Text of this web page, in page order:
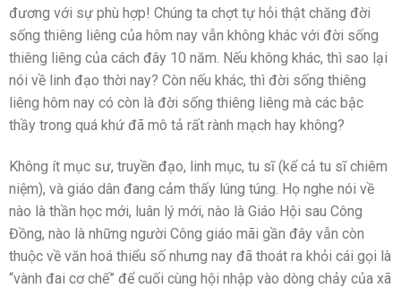
đương với sự phù hợp! Chúng ta chợt tự hỏi thật chăng đời
sống thiêng liêng của hôm nay vẫn không khác với đời sống
thiêng liêng của cách đây 10 năm. Nếu không khác, thì sao lại
nói về linh đạo thời nay? Còn nếu khác, thì đời sống thiêng
liêng hôm nay có còn là đời sống thiêng liêng mà các bậc
thầy trong quá khứ đã mô tả rất rành mạch hay không?
Không ít mục sư, truyền đạo, linh mục, tu sĩ (kể cả tu sĩ chiêm
niệm), và giáo dân đang cảm thấy lúng túng. Họ nghe nói về
nào là thần học mới, luân lý mới, nào là Giáo Hội sau Công
Đồng, nào là những người Công giáo mãi gần đây vẫn còn
thuộc về văn hoá thiểu số nhưng nay đã thoát ra khỏi cái gọi là
“vành đai cơ chế” để cuối cùng hội nhập vào dòng chảy của xã